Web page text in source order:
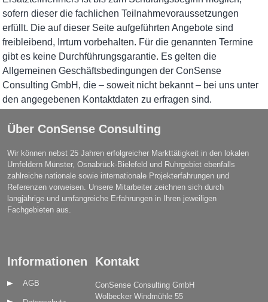
sofern dieser die fachlichen Teilnahmevoraussetzungen
erfüllt. Die auf dieser Seite aufgeführten Angebote sind
freibleibend, Irrtum vorbehalten. Für die genannten Termine
gibt es keine Durchführungsgarantie. Es gelten die
Allgemeinen Geschäftsbedingungen der ConSense
Consulting GmbH, die – soweit nicht bekannt – bei uns unter
den angegebenen Kontaktdaten zu erfragen sind.
Über ConSense Consulting
Wir können nebst 25 Jahren erfolgreicher Markttätigkeit in den lokalen
Umfeldern Münster, Osnabrück-Bielefeld und Ruhrgebiet ebenfalls
zahlreiche nationale sowie internationale Projekterfahrungen und
Referenzen vorweisen. Unsere Mitarbeiter zeichnen sich durch
langjährige und umfangreiche Erfahrungen in Ihren jeweiligen
Fachgebieten aus.
Informationen
AGB
Kontakt
ConSense Consulting GmbH
Wolbecker Windmühle 55